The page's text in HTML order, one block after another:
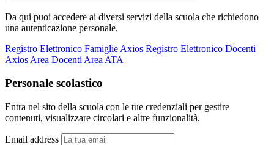
Da qui puoi accedere ai diversi servizi della scuola che richiedono
una autenticazione personale.
Registro Elettronico Famiglie Axios Registro Elettronico Docenti
Axios Area Docenti Area ATA
Personale scolastico
Entra nel sito della scuola con le tue credenziali per gestire
contenuti, visualizzare circolari e altre funzionalità.
Email address